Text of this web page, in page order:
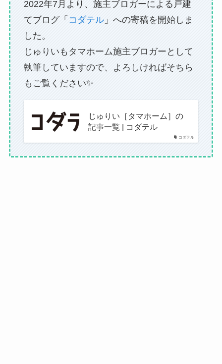
2022年7月より、施主ブロガーによる戸建
てブログ「 コダテル」への寄稿を開始しま
した。
じゅりいもタマホーム施主ブロガーとして
執筆していますので、よろしければそちら
もご覧ください✨
コダテル
じゅりい［タマホーム］の
記事一覧 | コダテル